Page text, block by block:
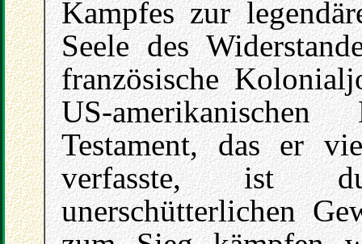
Kampfes zur
Seele des
französische
US-
Testament, das er
verfasste, ist
unerschütterlichen